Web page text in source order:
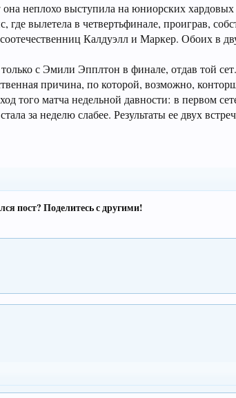
неплохо выступила на юниорских
вылетела в четвертьфинале, проиграв,
Калдуэлл и Маркер. Обоих в
с Эмили Эпплтон в финале, отдав той
причина, по которой, возможно,
того матча недельной давности: в первом
за неделю слабее. Результаты ее двух
пост? Поделитесь с другими!